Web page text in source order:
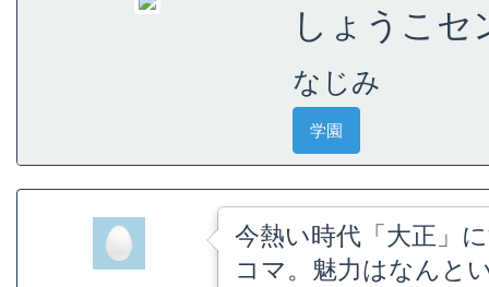
しょうこセ
なじみ
学園
今熱い時代「大正」
コマ。魅力はなんと